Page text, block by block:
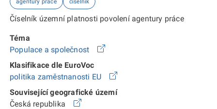
agentury práce číselník
Číselník územní platnosti povolení agentury práce
Téma
Populace a společnost
Klasifikace dle EuroVoc
politika zaměstnanosti EU
Související geografické území
Česká republika